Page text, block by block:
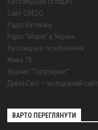
Сайт CREDO
Радіо Ватикану
Радіо "Марія" в Україні
Католицьке телебачення
Живе ТБ
Журнал "Патріярхат"
ДивенСвіт — молодіжний сайт
ВАРТО ПЕРЕГЛЯНУТИ